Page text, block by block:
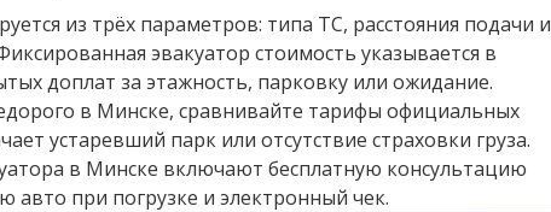
из трёх параметров: типа ТС, расстояния подачи и
эвакуатор стоимость указывается в
доплат за этажность, парковку или ожидание.
в Минске, сравнивайте тарифы официальных
устаревший парк или отсутствие страховки груза.
в Минске включают бесплатную консультацию
авто при погрузке и электронный чек.